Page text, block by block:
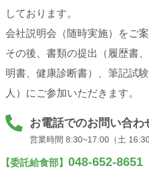
しております。
会社説明会（随時実施）をご
その後、書類の提出（履歴書
明書、健康診断書）、筆記試
人）にご参加いただきます。
お電話でのお問い合わ
営業時間 8:30~17:00（土
【委託給食部】 048-652-8651